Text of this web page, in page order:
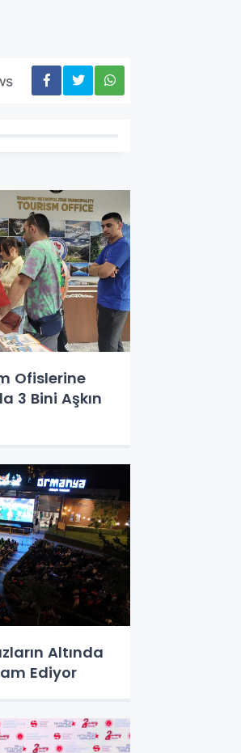
Ofislerine
3 Bini Aşkın
Altında
Ediyor